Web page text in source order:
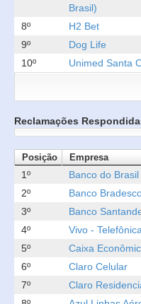
Brasil)
8º H2 Bet
9º
Dog Life
10º
Unimed Santa
Reclamações
Posição Empresa
1º Banco do Brasil
2º
Banco
3º
Banco
4º
Vivo - Telefônica
5º
Caixa
6º
Claro Celular
7º
Claro